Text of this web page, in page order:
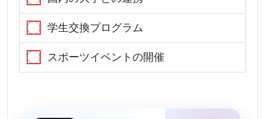
学生交換プログラム
スポーツイベントの開催